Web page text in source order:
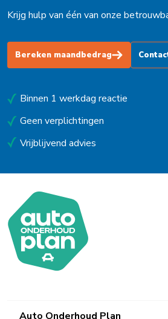
Stadskanaal
Uitgeest
Utrecht
Waarland
Waddinxveen
Westerbork
Krijg hulp van één van onze
Bereken maandbedrag
Binnen 1 werkdag reactie
Geen verplichtingen
Vrijblijvend advies
Auto Onderhoud Plan